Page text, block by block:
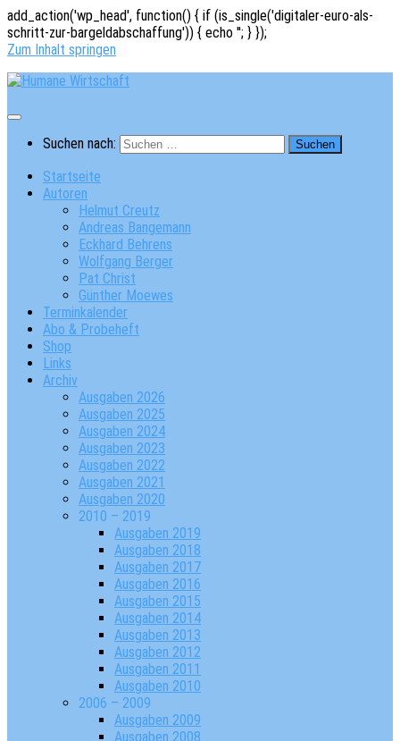
add_action('wp_head', function() { if (is_single('digitaler-euro-als-
schritt-zur-bargeldabschaffung')) { echo ''; } });
Zum Inhalt springen
Suchen nach:
Startseite
Autoren
Helmut Creutz
Andreas Bangemann
Eckhard Behrens
Wolfgang Berger
Pat Christ
Günther Moewes
Terminkalender
Abo & Probeheft
Shop
Links
Archiv
Ausgaben 2026
Ausgaben 2025
Ausgaben 2024
Ausgaben 2023
Ausgaben 2022
Ausgaben 2021
Ausgaben 2020
2010 – 2019
Ausgaben 2019
Ausgaben 2018
Ausgaben 2017
Ausgaben 2016
Ausgaben 2015
Ausgaben 2014
Ausgaben 2013
Ausgaben 2012
Ausgaben 2011
Ausgaben 2010
2006 – 2009
Ausgaben 2009
Ausgaben 2008